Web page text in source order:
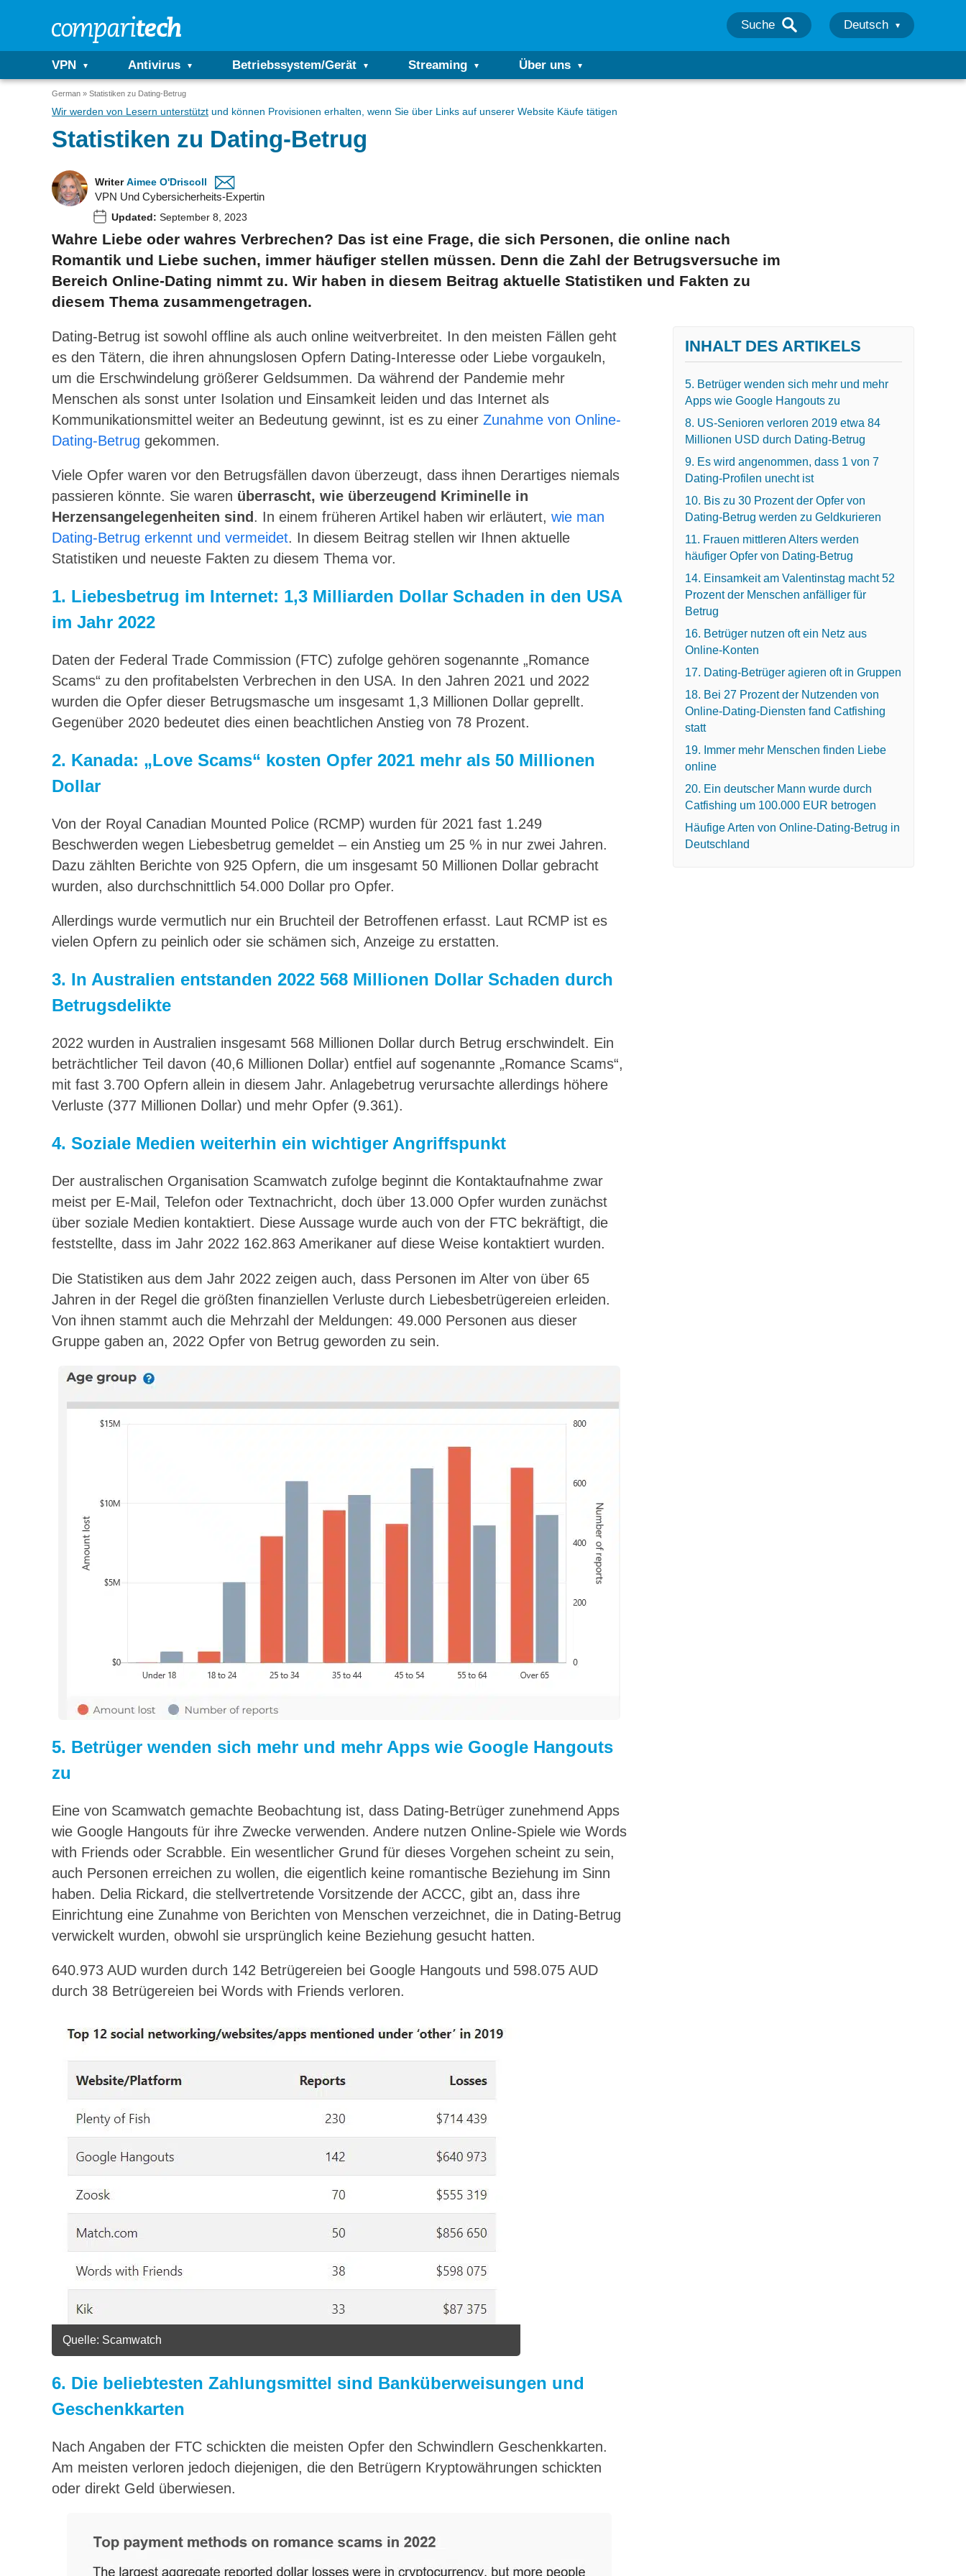
Suche Deutsch
VPN Antivirus Betriebssystem/Gerät Streaming Über uns
German Statistiken zu Dating-Betrug
Wir werden von Lesern unterstützt und können Provisionen erhalten, wenn Sie über Links auf unserer Website Käufe tätigen
Statistiken zu Dating-Betrug
Writer Aimee O'Driscoll
VPN Und Cybersicherheits-Expertin
Updated: September 8, 2023
Wahre Liebe oder wahres Verbrechen? Das ist eine Frage, die sich Personen, die online nach
Romantik und Liebe suchen, immer häufiger stellen müssen. Denn die Zahl der Betrugsversuche im
Bereich Online-Dating nimmt zu. Wir haben in diesem Beitrag aktuelle Statistiken und Fakten zu
diesem Thema zusammengetragen.
Dating-Betrug ist sowohl offline als auch online weitverbreitet. In den meisten Fällen geht
es den Tätern, die ihren ahnungslosen Opfern Dating-Interesse oder Liebe vorgaukeln,
um die Erschwindelung größerer Geldsummen. Da während der Pandemie mehr
Menschen als sonst unter Isolation und Einsamkeit leiden und das Internet als
Kommunikationsmittel weiter an Bedeutung gewinnt, ist es zu einer Zunahme von Online-
Dating-Betrug gekommen.
Viele Opfer waren vor den Betrugsfällen davon überzeugt, dass ihnen Derartiges niemals
passieren könnte. Sie waren überrascht, wie überzeugend Kriminelle in
Herzensangelegenheiten sind . In einem früheren Artikel haben wir erläutert, wie man
Dating-Betrug erkennt und vermeidet. In diesem Beitrag stellen wir Ihnen aktuelle
Statistiken und neueste Fakten zu diesem Thema vor.
1. Liebesbetrug im Internet: 1,3 Milliarden Dollar Schaden in den USA
im Jahr 2022
Daten der Federal Trade Commission (FTC) zufolge gehören sogenannte „Romance
Scams“ zu den profitabelsten Verbrechen in den USA. In den Jahren 2021 und 2022
wurden die Opfer dieser Betrugsmasche um insgesamt 1,3 Millionen Dollar geprellt.
Gegenüber 2020 bedeutet dies einen beachtlichen Anstieg von 78 Prozent.
2. Kanada: „Love Scams“ kosten Opfer 2021 mehr als 50 Millionen
Dollar
Von der Royal Canadian Mounted Police (RCMP) wurden für 2021 fast 1.249
Beschwerden wegen Liebesbetrug gemeldet – ein Anstieg um 25 % in nur zwei Jahren.
Dazu zählten Berichte von 925 Opfern, die um insgesamt 50 Millionen Dollar gebracht
wurden, also durchschnittlich 54.000 Dollar pro Opfer.
Allerdings wurde vermutlich nur ein Bruchteil der Betroffenen erfasst. Laut RCMP ist es
vielen Opfern zu peinlich oder sie schämen sich, Anzeige zu erstatten.
3. In Australien entstanden 2022 568 Millionen Dollar Schaden durch
Betrugsdelikte
2022 wurden in Australien insgesamt 568 Millionen Dollar durch Betrug erschwindelt. Ein
beträchtlicher Teil davon (40,6 Millionen Dollar) entfiel auf sogenannte „Romance Scams“,
mit fast 3.700 Opfern allein in diesem Jahr. Anlagebetrug verursachte allerdings höhere
Verluste (377 Millionen Dollar) und mehr Opfer (9.361).
4. Soziale Medien weiterhin ein wichtiger Angriffspunkt
Der australischen Organisation Scamwatch zufolge beginnt die Kontaktaufnahme zwar
meist per E-Mail, Telefon oder Textnachricht, doch über 13.000 Opfer wurden zunächst
über soziale Medien kontaktiert. Diese Aussage wurde auch von der FTC bekräftigt, die
feststellte, dass im Jahr 2022 162.863 Amerikaner auf diese Weise kontaktiert wurden.
Die Statistiken aus dem Jahr 2022 zeigen auch, dass Personen im Alter von über 65
Jahren in der Regel die größten finanziellen Verluste durch Liebesbetrügereien erleiden.
Von ihnen stammt auch die Mehrzahl der Meldungen: 49.000 Personen aus dieser
Gruppe gaben an, 2022 Opfer von Betrug geworden zu sein.
5. Betrüger wenden sich mehr und mehr Apps wie Google Hangouts
zu
Eine von Scamwatch gemachte Beobachtung ist, dass Dating-Betrüger zunehmend Apps
wie Google Hangouts für ihre Zwecke verwenden. Andere nutzen Online-Spiele wie Words
with Friends oder Scrabble. Ein wesentlicher Grund für dieses Vorgehen scheint zu sein,
auch Personen erreichen zu wollen, die eigentlich keine romantische Beziehung im Sinn
haben. Delia Rickard, die stellvertretende Vorsitzende der ACCC, gibt an, dass ihre
Einrichtung eine Zunahme von Berichten von Menschen verzeichnet, die in Dating-Betrug
verwickelt wurden, obwohl sie ursprünglich keine Beziehung gesucht hatten.
640.973 AUD wurden durch 142 Betrügereien bei Google Hangouts und 598.075 AUD
durch 38 Betrügereien bei Words with Friends verloren.
Quelle: Scamwatch
6. Die beliebtesten Zahlungsmittel sind Banküberweisungen und
Geschenkkarten
Nach Angaben der FTC schickten die meisten Opfer den Schwindlern Geschenkkarten.
Am meisten verloren jedoch diejenigen, die den Betrügern Kryptowährungen schickten
oder direkt Geld überwiesen.
INHALT DES ARTIKELS
5. Betrüger wenden sich mehr und mehr
Apps wie Google Hangouts zu
8. US-Senioren verloren 2019 etwa 84
Millionen USD durch Dating-Betrug
9. Es wird angenommen, dass 1 von 7
Dating-Profilen unecht ist
10. Bis zu 30 Prozent der Opfer von
Dating-Betrug werden zu Geldkurieren
11. Frauen mittleren Alters werden
häufiger Opfer von Dating-Betrug
14. Einsamkeit am Valentinstag macht 52
Prozent der Menschen anfälliger für
Betrug
16. Betrüger nutzen oft ein Netz aus
Online-Konten
17. Dating-Betrüger agieren oft in Gruppen
18. Bei 27 Prozent der Nutzenden von
Online-Dating-Diensten fand Catfishing
statt
19. Immer mehr Menschen finden Liebe
online
20. Ein deutscher Mann wurde durch
Catfishing um 100.000 EUR betrogen
Häufige Arten von Online-Dating-Betrug in
Deutschland